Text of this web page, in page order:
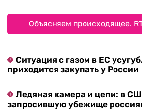
Объясняем происходящее.
Ситуация с газом в ЕС
приходится закупать у России
Ледяная камера и цепи: в
запросившую убежище